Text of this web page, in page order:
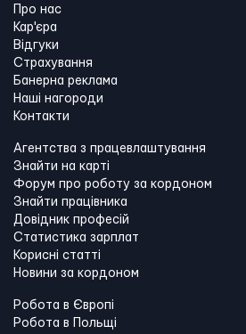
Про нас
Кар'єра
Відгуки
Страхування
Банерна реклама
Наші нагороди
Контакти
Агентства з працевлаштування
Знайти на карті
Форум про роботу за кордоном
Знайти працівника
Довідник професій
Статистика зарплат
Корисні статті
Новини за кордоном
Робота в Європі
Робота в Польщі